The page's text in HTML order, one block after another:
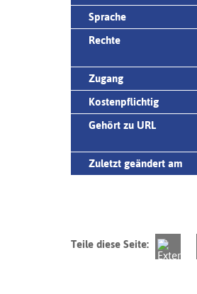
Sprache
Rechte
Zugang
Kostenpflichtig
Gehört zu URL
Zuletzt geändert am
Teile diese Seite: